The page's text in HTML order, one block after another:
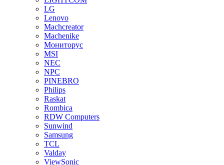
LG
Lenovo
Machcreator
Machenike
Мониторус
MSI
NEC
NPC
PINEBRO
Philips
Raskat
Rombica
RDW Computers
Sunwind
Samsung
TCL
Valday
ViewSonic